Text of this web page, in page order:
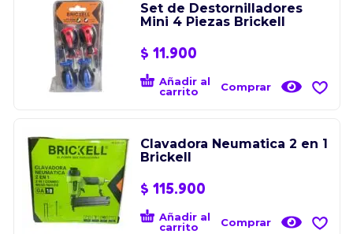
Set de Destornilladores
Mini 4 Piezas Brickell
$ 11.900
Añadir al
carrito
Comprar
Clavadora Neumatica 2 en 1
Brickell
$ 115.900
Añadir al
carrito
Comprar